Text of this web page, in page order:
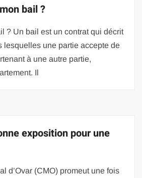
bail ?
? Un bail est un contrat qui décrit
lesquelles une partie accepte de
à une autre partie,
Il
exposition pour une
d’Ovar (CMO) promeut une fois